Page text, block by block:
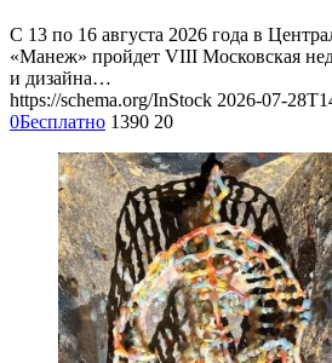
С 13 по 16 августа 2026 года в
«Манеж» пройдет VIII Московская
и дизайна…
https://schema.org/InStock 2026-07-
0Бесплатно 1390 20